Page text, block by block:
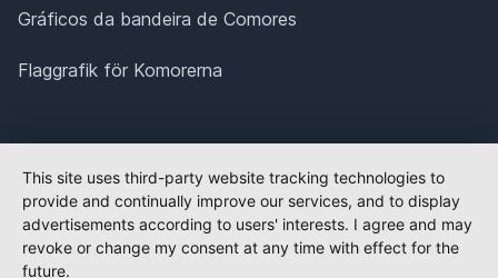
Gráficos da bandeira de Comores
Flaggrafik för Komorerna
This site uses third-party website tracking technologies to
provide and continually improve our services, and to display
advertisements according to users' interests. I agree and may
revoke or change my consent at any time with effect for the
future.